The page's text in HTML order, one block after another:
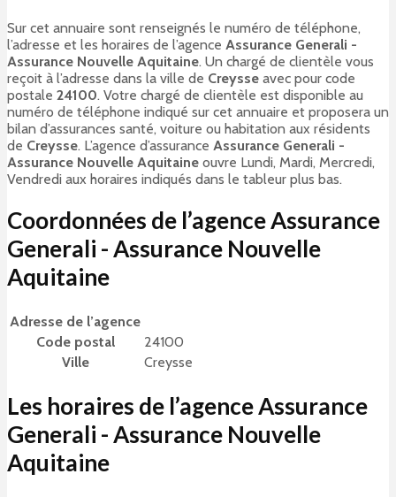
Sur cet annuaire sont renseignés le numéro de téléphone,
l’adresse et les horaires de l’agence Assurance Generali -
Assurance Nouvelle Aquitaine. Un chargé de clientèle vous
reçoit à l’adresse dans la ville de Creysse avec pour code
postale 24100. Votre chargé de clientèle est disponible au
numéro de téléphone indiqué sur cet annuaire et proposera un
bilan d’assurances santé, voiture ou habitation aux résidents
de Creysse. L’agence d’assurance Assurance Generali -
Assurance Nouvelle Aquitaine ouvre Lundi, Mardi, Mercredi,
Vendredi aux horaires indiqués dans le tableur plus bas.
Coordonnées de l’agence Assurance
Generali - Assurance Nouvelle
Aquitaine
Adresse de l’agence
Code postal
24100
Ville
Creysse
Les horaires de l’agence Assurance
Generali - Assurance Nouvelle
Aquitaine